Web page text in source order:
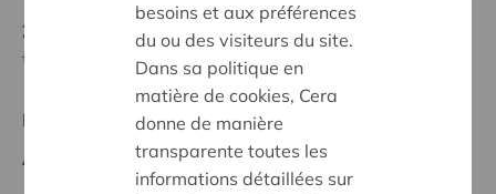
Ziel:
Des quartiers chaleureux et bienveillants pour
tous
Regionales Projekt
Anfangsdatum:16/10/2025
besoins et aux préférences
du ou des visiteurs du site.
Dans sa politique en
matière de cookies, Cera
donne de manière
transparente toutes les
informations détaillées sur